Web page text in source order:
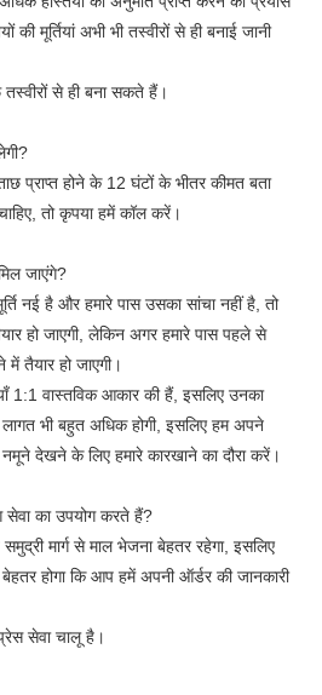
मूर्तियां अभी भी तस्वीरों से ही बनाई जानी
तस्वीरों से ही बना सकते हैं।
प्राप्त होने के 12 घंटों के भीतर कीमत बता
तो कृपया हमें कॉल करें।
जाएंगे?
नई है और हमारे पास उसका सांचा नहीं है, तो
हो जाएगी, लेकिन अगर हमारे पास पहले से
में तैयार हो जाएगी।
1:1 वास्तविक आकार की हैं, इसलिए उनका
भी बहुत अधिक होगी, इसलिए हम अपने
देखने के लिए हमारे कारखाने का दौरा करें।
सेवा का उपयोग करते हैं?
मार्ग से माल भेजना बेहतर रहेगा, इसलिए
होगा कि आप हमें अपनी ऑर्डर की जानकारी
सेवा चालू है।